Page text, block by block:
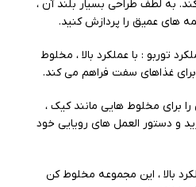
به لطف طراحی بسیار بلند آن ،
های عمیق را پردازش کنید.
1000 وات و عملکرد توربو : با عملکرد بالا ، مخلوط
غذاهای سفت فراهم می کند.
برای مخلوط هایی مانند کیک ،
و دستور العمل های رویایی خود
بالا ، این مجموعه مخلوط کن